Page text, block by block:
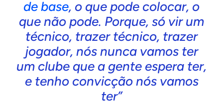
de base, o que pode colocar, o
que não pode. Porque, só vir um
técnico, trazer técnico, trazer
jogador, nós nunca vamos ter
um clube que a gente espera ter,
e tenho convicção nós vamos
ter”